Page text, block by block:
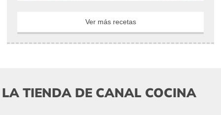
Ver más recetas
LA TIENDA DE CANAL COCINA